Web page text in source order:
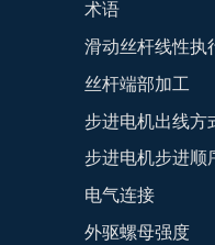
术语
滑动丝杆线性执
丝杆端部加工
步进电机出线方
步进电机步进顺
电气连接
外驱螺母强度